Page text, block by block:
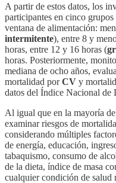
A partir de estos datos, los
participantes en cinco
ventana de alimentación:
intermitente), entre 8 y
horas, entre 12 y 16 horas (
horas. Posteriormente,
mediana de ocho años,
mortalidad porCV y
datos del Índice Nacional de
Al igual que en la mayoría
examinar riesgos de
considerando múltiples
de energía, educación,
tabaquismo, consumo de
de la dieta, índice de masa
cualquier condición de salud